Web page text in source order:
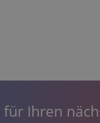
für Ihren